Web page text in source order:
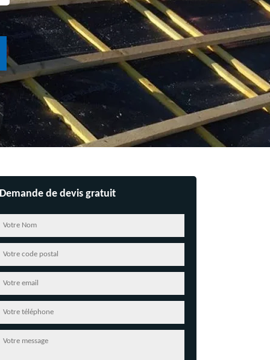
Demande de devis gratuit